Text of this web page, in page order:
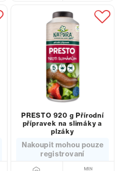
PRESTO 920 g Přírodní
přípravek na slimáky a
plzáky
Nakoupit mohou pouze
registrovaní